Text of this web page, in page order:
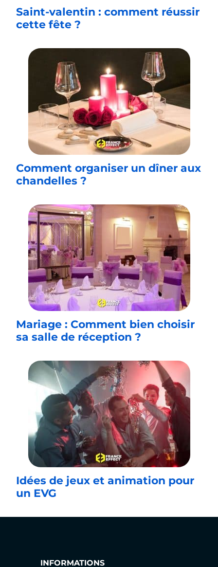
Saint-valentin : comment réussir
cette fête ?
Comment organiser un dîner aux
chandelles ?
Mariage : Comment bien choisir
sa salle de réception ?
Idées de jeux et animation pour
un EVG
INFORMATIONS